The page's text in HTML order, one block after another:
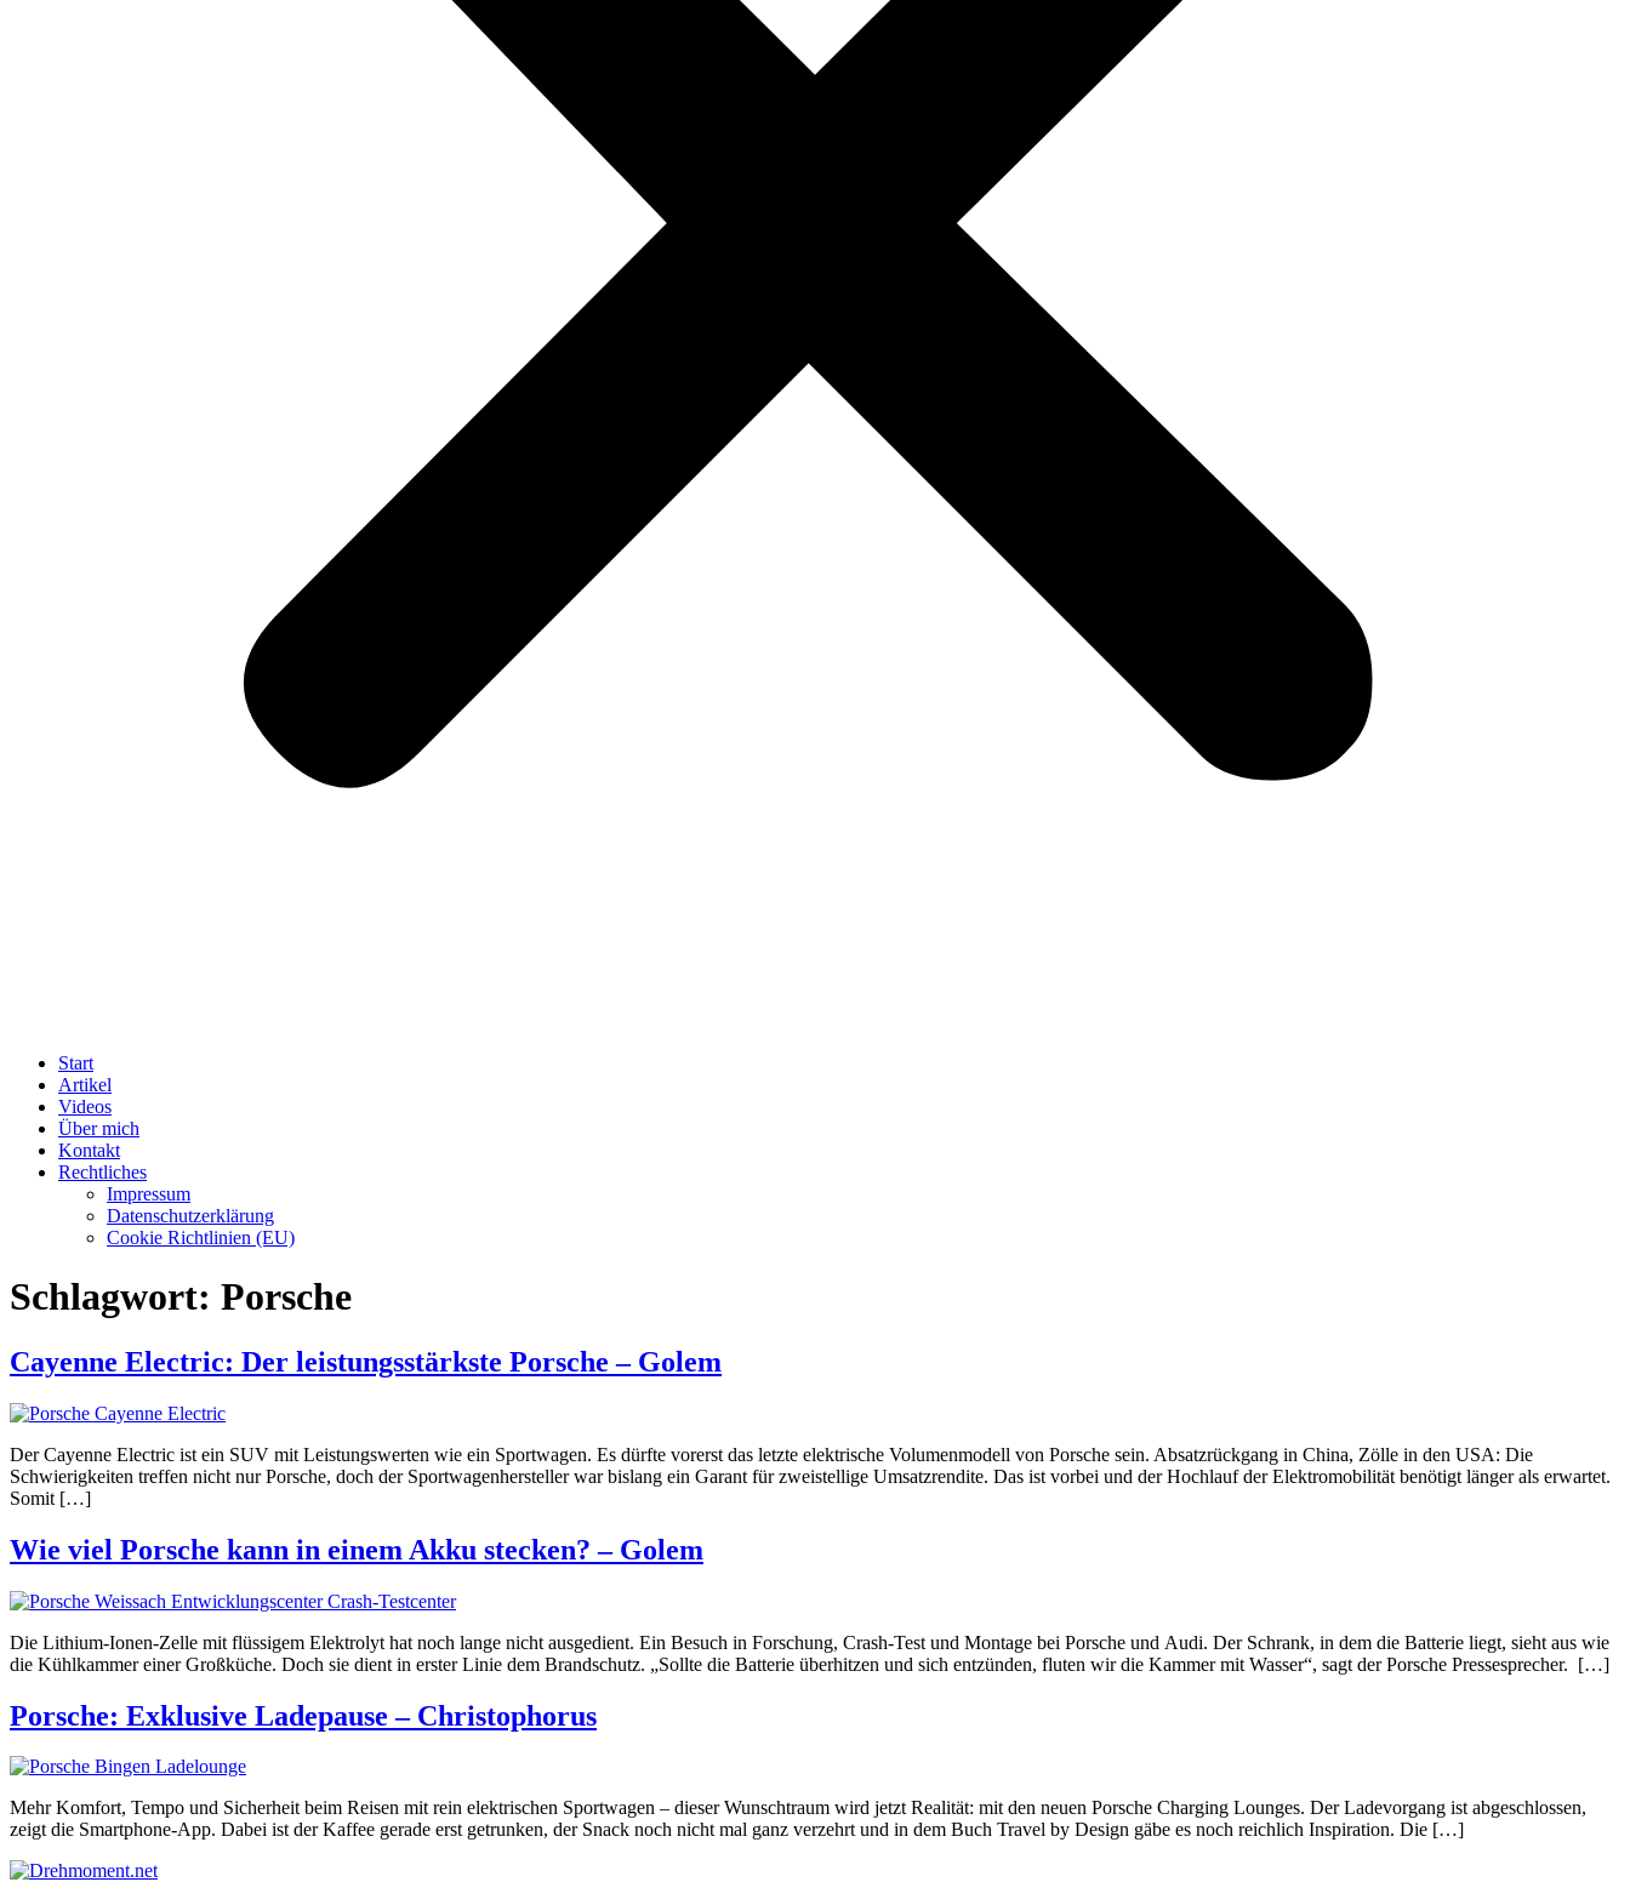
Start
Artikel
Videos
Über mich
Kontakt
Rechtliches
Impressum
Datenschutzerklärung
Cookie Richtlinien (EU)
Schlagwort: Porsche
Cayenne Electric: Der leistungsstärkste Porsche – Golem
Der Cayenne Electric ist ein SUV mit Leistungswerten wie ein Sportwagen. Es dürfte vorerst das letzte elektrische Volumenmodell von Porsche sein. Absatzrückgang in China, Zölle in den USA: Die
Schwierigkeiten treffen nicht nur Porsche, doch der Sportwagenhersteller war bislang ein Garant für zweistellige Umsatzrendite. Das ist vorbei und der Hochlauf der Elektromobilität benötigt länger als erwartet.
Somit […]
Wie viel Porsche kann in einem Akku stecken? – Golem
Die Lithium-Ionen-Zelle mit flüssigem Elektrolyt hat noch lange nicht ausgedient. Ein Besuch in Forschung, Crash-Test und Montage bei Porsche und Audi. Der Schrank, in dem die Batterie liegt, sieht aus wie
die Kühlkammer einer Großküche. Doch sie dient in erster Linie dem Brandschutz. „Sollte die Batterie überhitzen und sich entzünden, fluten wir die Kammer mit Wasser“, sagt der Porsche Pressesprecher. […]
Porsche: Exklusive Ladepause – Christophorus
Mehr Komfort, Tempo und Sicherheit beim Reisen mit rein elektrischen Sportwagen – dieser Wunschtraum wird jetzt Realität: mit den neuen Porsche Charging Lounges. Der Ladevorgang ist abgeschlossen,
zeigt die Smartphone-App. Dabei ist der Kaffee gerade erst getrunken, der Snack noch nicht mal ganz verzehrt und in dem Buch Travel by Design gäbe es noch reichlich Inspiration. Die […]